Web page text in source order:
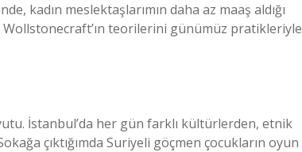
kadın meslektaşlarımın daha az maaş aldığı
Wollstonecraft’ın teorilerini günümüz pratikleriyle
İstanbul’da her gün farklı kültürlerden, etnik
çıktığımda Suriyeli göçmen çocukların oyun